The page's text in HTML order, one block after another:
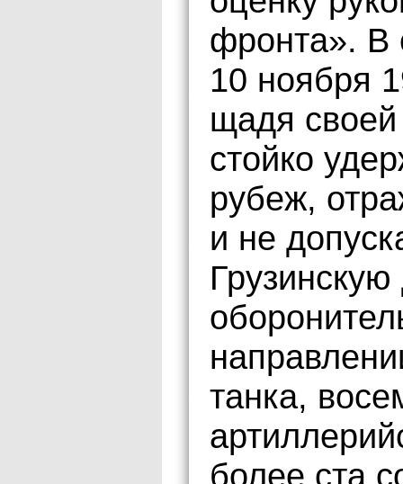
фронта». В
10 ноября
щадя
стойко
рубеж,
и не
танка,
более ста